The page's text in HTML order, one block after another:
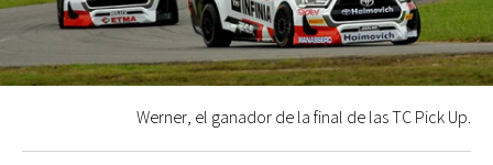
Werner, el ganador de la final de las TC Pick Up.